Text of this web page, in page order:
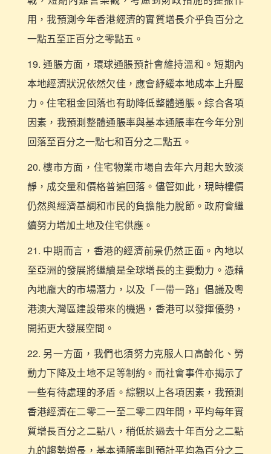
用，我預測今年香港經濟的實質增長介乎負百分之
一點五至正百分之零點五。
19. 通脹方面，環球通脹預計會維持溫和。短期內
本地經濟狀況依然欠佳，應會紓緩本地成本上升壓
力。住宅租金回落也有助降低整體通脹。綜合各項
因素，我預測整體通脹率與基本通脹率在今年分別
回落至百分之一點七和百分之二點五。
20. 樓市方面，住宅物業市場自去年六月起大致淡
靜，成交量和價格普遍回落。儘管如此，現時樓價
仍然與經濟基調和市民的負擔能力脫節。政府會繼
續努力增加土地及住宅供應。
21. 中期而言，香港的經濟前景仍然正面。內地以
至亞洲的發展將繼續是全球增長的主要動力。憑藉
內地龐大的市場潛力，以及「一帶一路」倡議及粵
港澳大灣區建設帶來的機遇，香港可以發揮優勢，
開拓更大發展空間。
22. 另一方面，我們也須努力克服人口高齡化、勞
動力下降及土地不足等制約。而社會事件亦揭示了
一些有待處理的矛盾。綜觀以上各項因素，我預測
香港經濟在二零二一至二零二四年間，平均每年實
質增長百分之二點八，稍低於過去十年百分之二點
九的趨勢增長，基本通脹率則預計平均為百分之二